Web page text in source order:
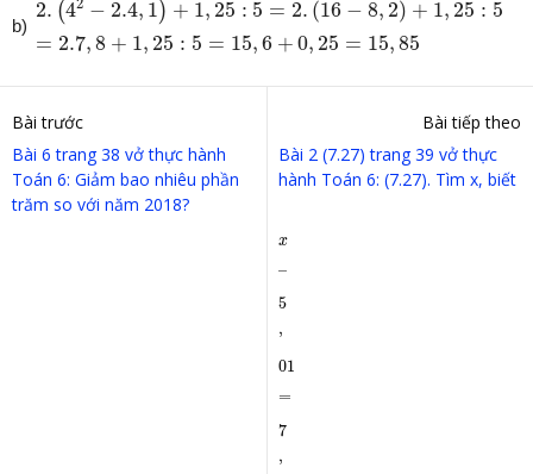
b)
2. (4 − 2.4, 1) + 1, 25 : 5 = 2. (16 − 8, 2) + 1, 25 : 5
= 2.7,8 + 1, 25 : 5 = 15,6 + 0, 25 = 15, 85
Bài trước
Bài 6 trang 38 vở thực hành
Toán 6: Giảm bao nhiêu phần
trăm so với năm 2018?
Bài tiếp theo
Bài 2 (7.27) trang 39 vở thực
hành Toán 6: (7.27). Tìm x, biết
x
–
5
,
01
=
7
,
x–